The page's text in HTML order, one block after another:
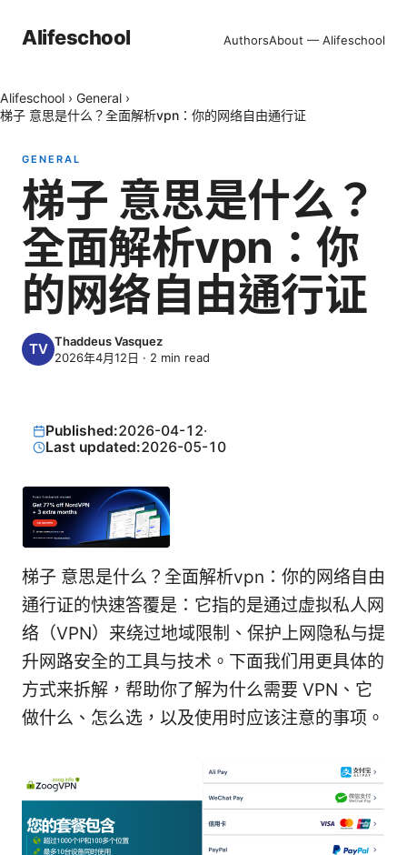
Alifeschool AuthorsAbout — Alifeschool
Alifeschool › General ›
梯子 意思是什么？全面解析vpn：你的网络自由通行证
GENERAL
梯子 意思是什么？
全面解析vpn：你
的网络自由通行证
Thaddeus Vasquez
2026年4月12日 · 2 min read
Published:2026-04-12·
Last updated:2026-05-10
梯子 意思是什么？全面解析vpn：你的网络自由
通行证的快速答覆是：它指的是通过虚拟私人网
络（VPN）来绕过地域限制、保护上网隐私与提
升网路安全的工具与技术。下面我们用更具体的
方式来拆解，帮助你了解为什么需要 VPN、它
做什么、怎么选，以及使用时应该注意的事项。